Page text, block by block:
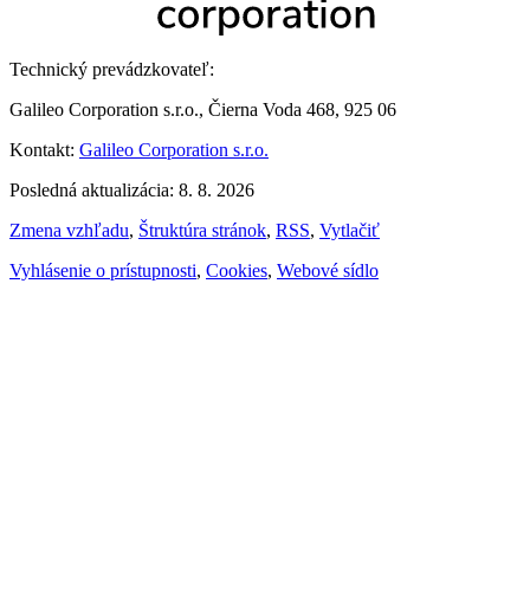
Technický prevádzkovateľ:
Galileo Corporation s.r.o., Čierna Voda 468, 925 06
Kontakt: Galileo Corporation s.r.o.
Posledná aktualizácia: 8. 8. 2026
Zmena vzhľadu, Štruktúra stránok, RSS, Vytlačiť
Vyhlásenie o prístupnosti, Cookies, Webové sídlo